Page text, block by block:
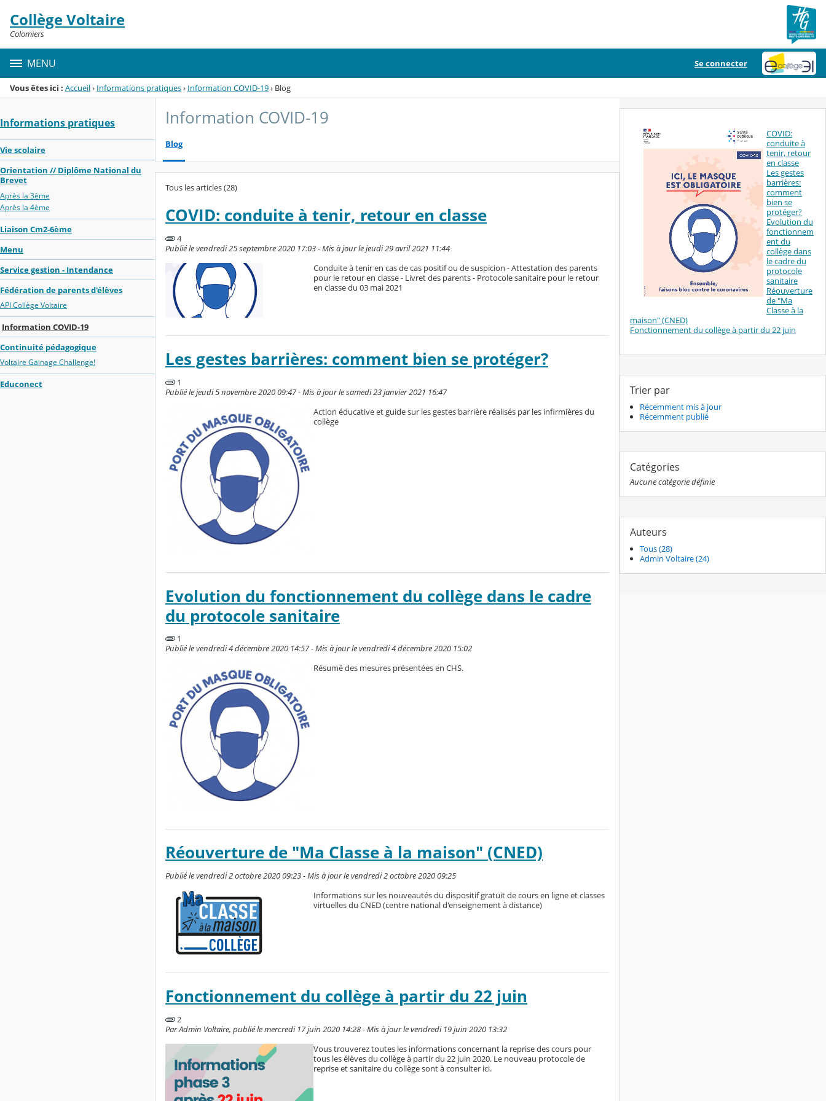
Menu de la rubrique
Contenu
Collège Voltaire
Colomiers
MENU Se connecter
Vous êtes ici : Accueil› Informations pratiques› Information COVID-19› Blog
Informations pratiques
Vie scolaire
Orientation // Diplôme National du
Brevet
Après la 3ème
Après la 4ème
Liaison Cm2-6ème
Menu
Service gestion - Intendance
Fédération de parents d'élèves
API Collège Voltaire
Information COVID-19
Continuité pédagogique
Voltaire Gainage Challenge!
Educonect
Information COVID-19
Blog
Tous les articles (28)
COVID: conduite à tenir, retour en classe
4
Publié le vendredi 25 septembre 2020 17:03 - Mis à jour le jeudi 29 avril 2021 11:44
Conduite à tenir en cas de cas positif ou de suspicion - Attestation des parents
pour le retour en classe - Livret des parents - Protocole sanitaire pour le retour
en classe du 03 mai 2021
Les gestes barrières: comment bien se protéger?
1
Publié le jeudi 5 novembre 2020 09:47 - Mis à jour le samedi 23 janvier 2021 16:47
Action éducative et guide sur les gestes barrière réalisés par les infirmières du
collège
Evolution du fonctionnement du collège dans le cadre
du protocole sanitaire
1
Publié le vendredi 4 décembre 2020 14:57 - Mis à jour le vendredi 4 décembre 2020 15:02
Résumé des mesures présentées en CHS.
Réouverture de "Ma Classe à la maison" (CNED)
Publié le vendredi 2 octobre 2020 09:23 - Mis à jour le vendredi 2 octobre 2020 09:25
Informations sur les nouveautés du dispositif gratuit de cours en ligne et classes
virtuelles du CNED (centre national d'enseignement à distance)
Fonctionnement du collège à partir du 22 juin
2
Par Admin Voltaire, publié le mercredi 17 juin 2020 14:28 - Mis à jour le vendredi 19 juin 2020 13:32
Vous trouverez toutes les informations concernant la reprise des cours pour
tous les élèves du collège à partir du 22 juin 2020. Le nouveau protocole de
reprise et sanitaire du collège sont à consulter ici.
COVID:
conduite à
tenir, retour
en classe
Les gestes
barrières:
comment
bien se
protéger?
Evolution du
fonctionnem
ent du
collège dans
le cadre du
protocole
sanitaire
Réouverture
de "Ma
Classe à la
maison" (CNED)
Fonctionnement du collège à partir du 22 juin
Trier par
Récemment mis à jour
Récemment publié
Catégories
Aucune catégorie définie
Auteurs
Tous (28)
Admin Voltaire (24)